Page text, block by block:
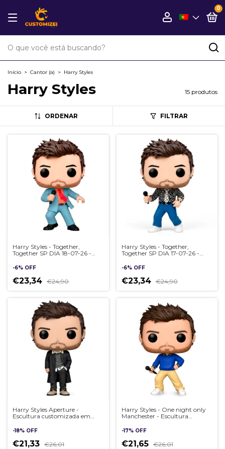
0
Início > Cantor (a) > Harry Styles
Harry Styles 15 produtos
ORDENAR FILTRAR
Harry Styles - Together,
Together SP DIA 18-07-26 -
estilo Pop Artesanal 3D
-6% OFF
€23,34 €24,90
Harry Styles - Together,
Together SP DIA 17-07-26 -
estilo Pop Artesanal 3D
-6% OFF
€23,34 €24,90
Harry Styles Aperture -
Escultura customizada em
-18% OFF
€21,33 €26,01
Harry Styles - One night only
Manchester - Escultura
Artesanal 3D
-17% OFF
€21,65 €26,01